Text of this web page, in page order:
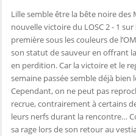
Lille semble être la bête noire
nouvelle victoire du LOSC 2 - 1
première sous les couleurs de
son statut de sauveur en offrant
en perdition. Car la victoire et le
semaine passée semble déjà
Cependant, on ne peut pas
recrue, contrairement à certains
leurs nerfs durant la rencontre…
sa rage lors de son retour au